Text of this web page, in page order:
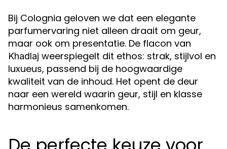
Bij Colognia geloven we dat een elegante
parfumervaring niet alleen draait om geur,
maar ook om presentatie. De flacon van
Khadlaj weerspiegelt dit ethos: strak, stijlvol en
luxueus, passend bij de hoogwaardige
kwaliteit van de inhoud. Het opent de deur
naar een wereld waarin geur, stijl en klasse
harmonieus samenkomen.